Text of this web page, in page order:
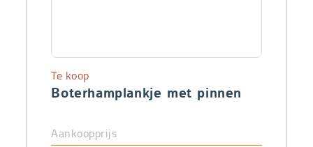
Boterhamplankje met pinnen
Te koop
Aankoopprijs